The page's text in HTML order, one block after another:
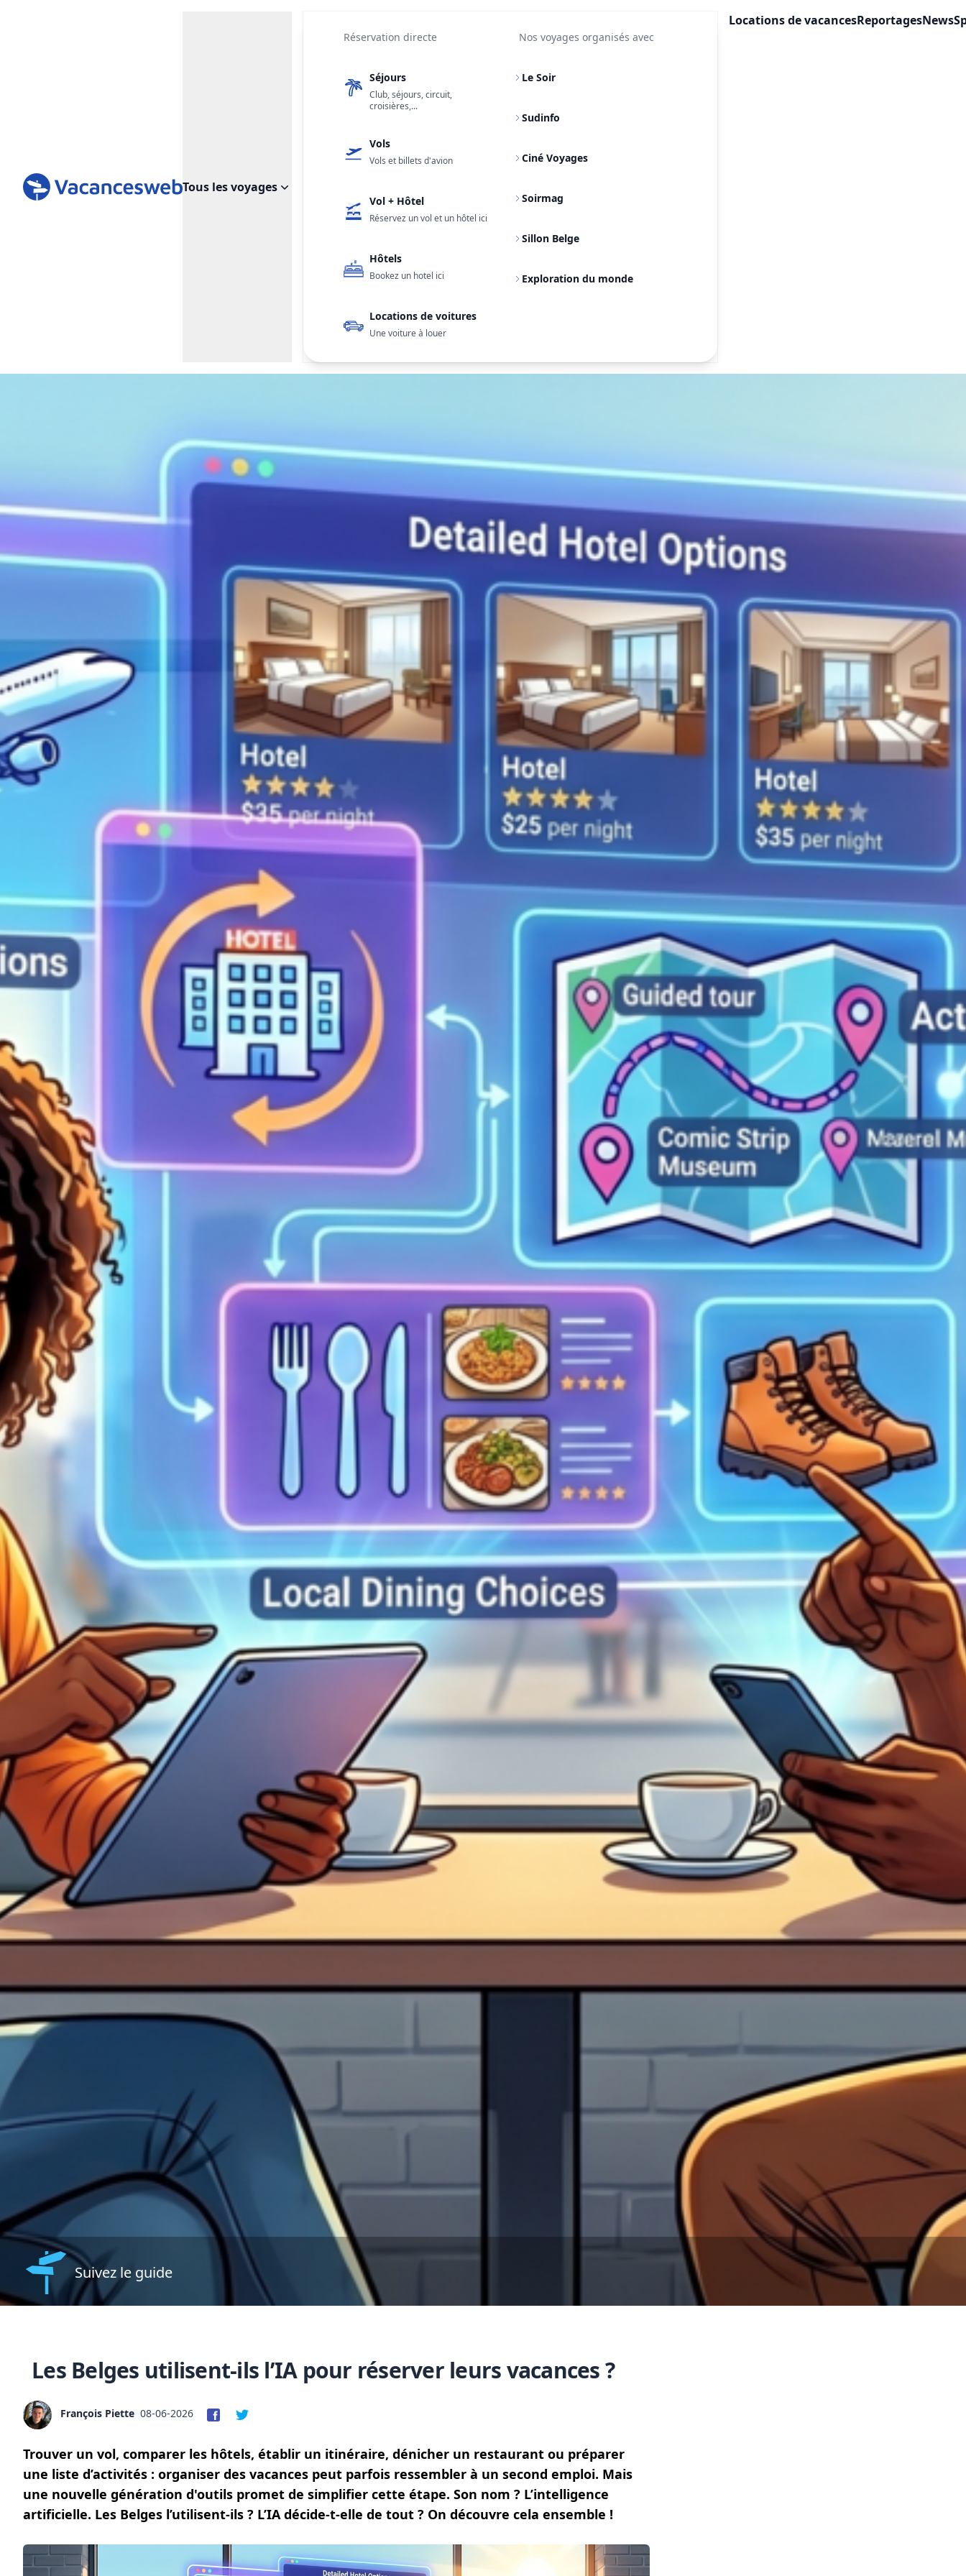
Tous les voyages
Réservation directe
Séjours
Club, séjours, circuit,
croisières,...
Vols
Vols et billets d'avion
Vol + Hôtel
Réservez un vol et un hôtel ici
Hôtels
Bookez un hotel ici
Locations de voitures
Une voiture à louer
Nos voyages organisés avec
Le Soir
Sudinfo
Ciné Voyages
Soirmag
Sillon Belge
Exploration du monde
Locations de vacancesReportagesNews
Suivez le guide
Les Belges utilisent-ils l’IA pour réserver leurs vacances ?
François Piette 08-06-2026
Trouver un vol, comparer les hôtels, établir un itinéraire, dénicher un restaurant ou préparer
une liste d’activités : organiser des vacances peut parfois ressembler à un second emploi. Mais
une nouvelle génération d'outils promet de simplifier cette étape. Son nom ? L’intelligence
artificielle. Les Belges l’utilisent-ils ? L’IA décide-t-elle de tout ? On découvre cela ensemble !